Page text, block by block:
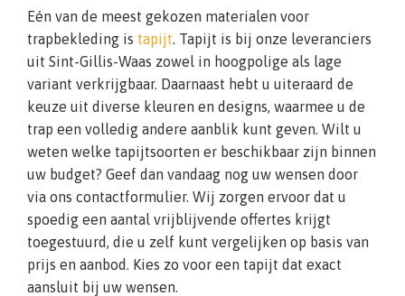
Eén van de meest gekozen materialen voor
trapbekleding is tapijt. Tapijt is bij onze leveranciers
uit Sint-Gillis-Waas zowel in hoogpolige als lage
variant verkrijgbaar. Daarnaast hebt u uiteraard de
keuze uit diverse kleuren en designs, waarmee u de
trap een volledig andere aanblik kunt geven. Wilt u
weten welke tapijtsoorten er beschikbaar zijn binnen
uw budget? Geef dan vandaag nog uw wensen door
via ons contactformulier. Wij zorgen ervoor dat u
spoedig een aantal vrijblijvende offertes krijgt
toegestuurd, die u zelf kunt vergelijken op basis van
prijs en aanbod. Kies zo voor een tapijt dat exact
aansluit bij uw wensen.